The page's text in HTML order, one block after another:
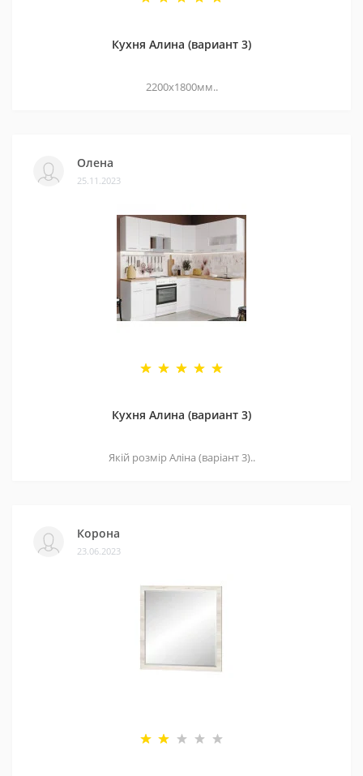
Кухня Алина (вариант 3)
2200х1800мм..
Олена
25.11.2023
Кухня Алина (вариант 3)
Якій розмір Аліна (варіант 3)..
Корона
23.06.2023